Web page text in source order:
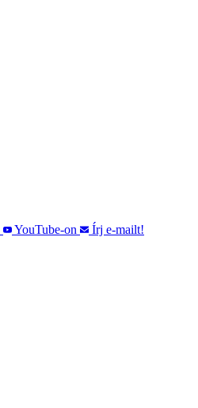
YouTube-on
Írj e-mailt!